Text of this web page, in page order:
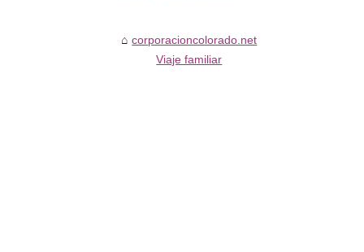
corporacioncolorado.net
Viaje familiar